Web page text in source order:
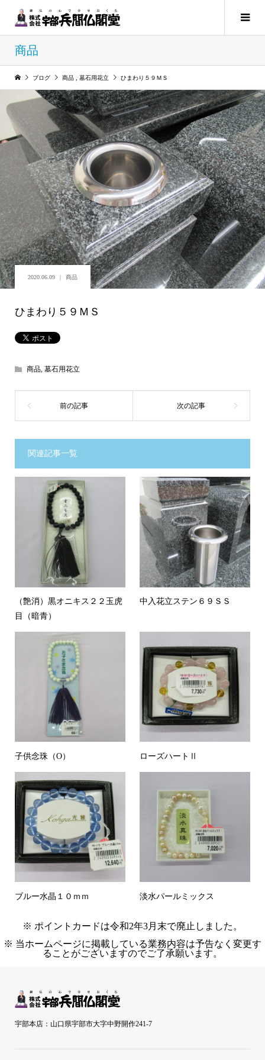
商品
ブログ 商品 墓石用花立 ひまわり５９ＭＳ
2020.06.09 商品
ひまわり５９ＭＳ
商品, 墓石用花立
関連記事一覧
（艶消）黒オニキス２２玉虎
目（暗青）
中入花立ステン６９ＳＳ
子供念珠（O） ローズハートⅡ
ブルー水晶１０ｍｍ 淡水パールミックス
※ ポイントカードは令和2年3月末で廃止しました。
※ 当ホームページに掲載している業務内容は予告なく変更す
ることがございますのでご了承願います。
宇部本店：山口県宇部市大字中野開作241-7